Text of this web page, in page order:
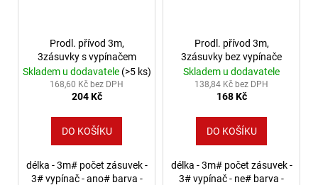
Prodl. přívod 3m,
3zásuvky s vypínačem
Skladem u dodavatele (>5 ks)
168,60 Kč bez DPH
204 Kč
DO KOŠÍKU
délka - 3m# počet zásuvek -
3# vypínač - ano# barva -
Prodl. přívod 3m,
3zásuvky bez vypínače
Skladem u dodavatele
138,84 Kč bez DPH
168 Kč
DO KOŠÍKU
délka - 3m# počet zásuvek -
3# vypínač - ne# barva -